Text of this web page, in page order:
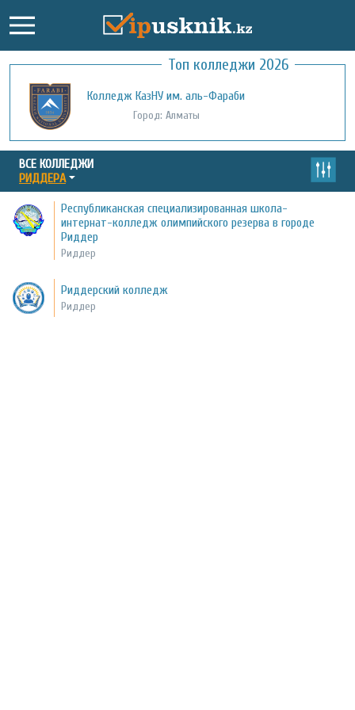
Топ колледжи 2026
Колледж КазНУ им. аль-Фараби
Город: Алматы
ВСЕ КОЛЛЕДЖИ
РИДДЕРА
Республиканская специализированная школа-
интернат-колледж олимпийского резерва в городе
Риддер
Риддер
Риддерский колледж
Риддер